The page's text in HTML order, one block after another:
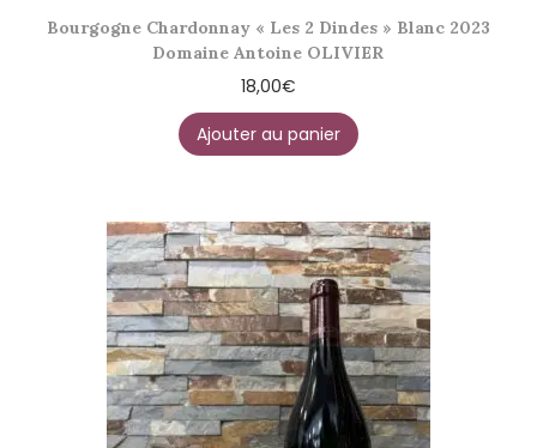
Bourgogne Chardonnay « Les 2 Dindes » Blanc 2023
Domaine Antoine OLIVIER
18,00€
Ajouter au panier